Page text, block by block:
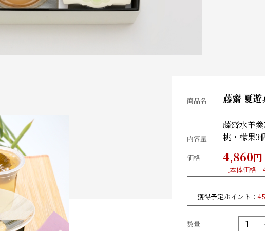
商品名 藤齋 夏
内容量
藤齋水羊
桃・檬果3
価格 4,860円
［本体価格
獲得予定ポイント： 45
数量